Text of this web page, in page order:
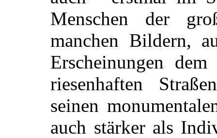
Menschen der
manchen Bildern,
Erscheinungen
riesenhaften
seinen
auch stärker als